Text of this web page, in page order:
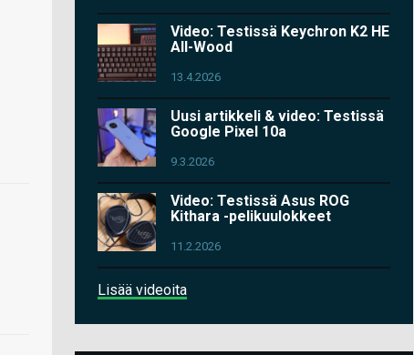
Video: Testissä Keychron K2 HE
All-Wood
13.4.2026
Uusi artikkeli & video: Testissä
Google Pixel 10a
9.3.2026
Video: Testissä Asus ROG
Kithara -pelikuulokkeet
11.2.2026
Lisää videoita